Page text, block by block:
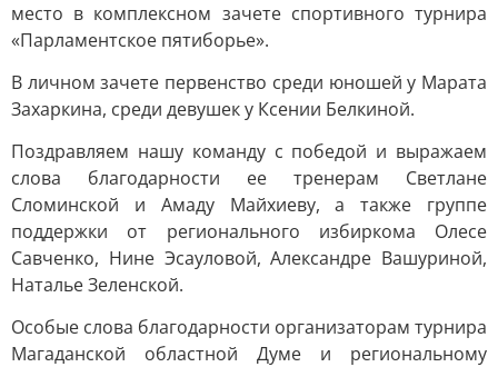
место в комплексном зачете спортивного турнира
«Парламентское пятиборье».
В личном зачете первенство среди юношей у Марата
Захаркина, среди девушек у Ксении Белкиной.
Поздравляем нашу команду с победой и выражаем
слова благодарности ее тренерам Светлане
Сломинской и Амаду Майхиеву, а также группе
поддержки от регионального избиркома Олесе
Савченко, Нине Эсауловой, Александре Вашуриной,
Наталье Зеленской.
Особые слова благодарности организаторам турнира
Магаданской областной Думе и региональному